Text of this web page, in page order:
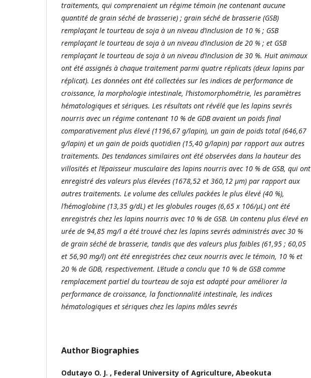
traitements, qui comprenaient un régime témoin (ne contenant aucune
quantité de grain séché de brasserie) ; grain séché de brasserie (GSB)
remplaçant le tourteau de soja à un niveau d’inclusion de 10 % ; GSB
remplaçant le tourteau de soja à un niveau d’inclusion de 20 % ; et GSB
remplaçant le tourteau de soja à un niveau d’inclusion de 30 %. Huit animaux
ont été assignés à chaque traitement parmi quatre réplicats (deux lapins par
réplicat). Les données ont été collectées sur les indices de performance de
croissance, la morphologie intestinale, l’histomorphométrie, les paramètres
hématologiques et sériques. Les résultats ont révélé que les lapins sevrés
nourris avec un régime contenant 10 % de GDB avaient un poids final
comparativement plus élevé (1196,67 g/lapin), un gain de poids total (646,67
g/lapin) et un gain de poids quotidien (15,40 g/lapin) par rapport aux autres
traitements. Des tendances similaires ont été observées dans la hauteur des
villosités et l’épaisseur musculaire des lapins nourris avec 10 % de GSB, qui ont
enregistré des valeurs plus élevées (1678,52 et 360,12 µm) par rapport aux
autres traitements. Le volume des cellules packées le plus élevé (40 %),
l’hémoglobine (13,35 g/dL) et les globules rouges (6,65 x 106/µL) ont été
enregistrés chez les lapins nourris avec 10 % de GSB. Un contenu plus élevé en
urée de 94,85 mg/l a été trouvé chez les lapins sevrés administrés avec 30 %
de grain séché de brasserie, tandis que des valeurs plus faibles (61,95 ; 60,05
et 56,90 mg/l) ont été enregistrées chez ceux nourris avec le témoin, 10 % et
20 % de GDB, respectivement. L’étude a conclu que 10 % de GSB comme
remplacement partiel du tourteau de soja est adapté pour améliorer la
performance de croissance, la fonctionnalité intestinale, les indices
hématologiques et sériques chez les lapins mâles sevrés
Author Biographies
Odutayo O. J. , Federal University of Agriculture, Abeokuta